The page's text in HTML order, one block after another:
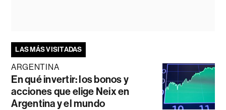
LAS MÁS VISITADAS
ARGENTINA
En qué invertir: los bonos y
acciones que elige Neix en
Argentina y el mundo